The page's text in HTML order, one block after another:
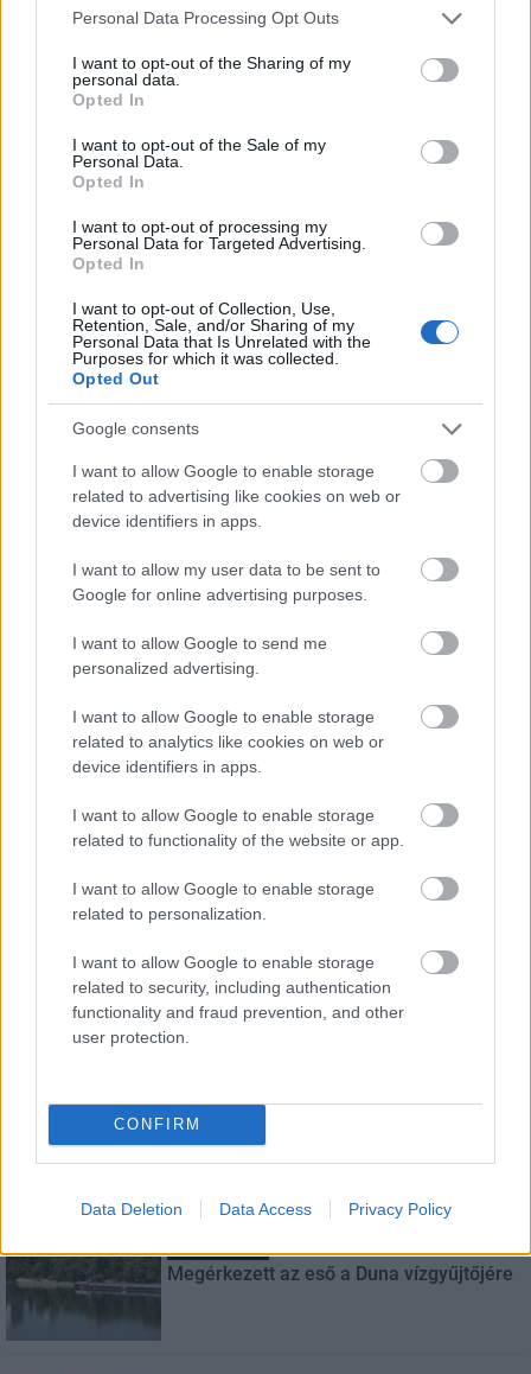
Please note that this website/app uses one or more Google
not limited to your visit or usage behaviour. You may click to
grant or deny consent to Google and its third-party tags to
use your data for below specified purposes in below Google
consent section.
Personal Data Processing Opt Outs
I want to opt-out of the Sharing of my
personal data.
Opted In
I want to opt-out of the Sale of my
Personal Data.
Opted In
I want to opt-out of processing my
Personal Data for Targeted Advertising.
Opted In
I want to opt-out of Collection, Use,
Retention, Sale, and/or Sharing of my
Personal Data that Is Unrelated with the
Purposes for which it was collected.
Opted Out
Google consents
I want to allow Google to enable storage
related to advertising like cookies on web or
device identifiers in apps.
I want to allow my user data to be sent to
Google for online advertising purposes.
I want to allow Google to send me
personalized advertising.
I want to allow Google to enable storage
related to analytics like cookies on web or
device identifiers in apps.
I want to allow Google to enable storage
related to functionality of the website or app.
I want to allow Google to enable storage
related to personalization.
I want to allow Google to enable storage
related to security, including authentication
functionality and fraud prevention, and other
user protection.
CONFIRM
Data Deletion Data Access Privacy Policy
Nagy igazolás - Sokszoros bajnok érkezik a
Fehérvárhoz
Miért kulcsfontosságú a korszerű légtechnika az
egészségügyi intézményekben?
Feliratkozom a hírlevélre és elfogadom azadatvédelmi
szabályzatot!
Megérkezett az eső a Duna vízgyűjtőjére